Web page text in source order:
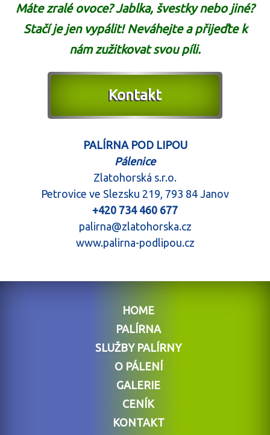
Máte zralé ovoce? Jablka, švestky nebo jiné?
Stačí je jen vypálit! Neváhejte a přijeďte k
nám zužitkovat svou píli.
Kontakt
PALÍRNA POD LIPOU
Pálenice
Zlatohorská s.r.o.
Petrovice ve Slezsku 219, 793 84 Janov
+420 734 460 677
palirna@zlatohorska.cz
www.palirna-podlipou.cz
HOME
PALÍRNA
SLUŽBY PALÍRNY
O PÁLENÍ
GALERIE
CENÍK
KONTAKT